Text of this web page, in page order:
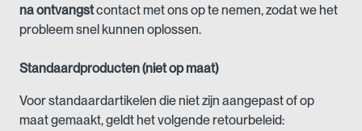
na ontvangstcontact met ons op te nemen, zodat we het
probleem snel kunnen oplossen.
Standaardproducten (niet op maat)
Voor standaardartikelen die niet zijn aangepast of op
maat gemaakt, geldt het volgende retourbeleid: